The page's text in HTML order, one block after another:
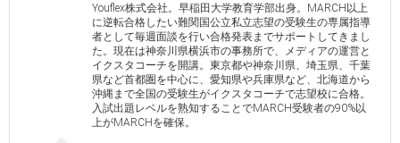
Youflex株式会社。早稲田大学教育学部出身。MARCH以上
に逆転合格したい難関国公立私立志望の受験生の専属指導
者として毎週面談を行い合格発表までサポートしてきまし
た。現在は神奈川県横浜市の事務所で、メディアの運営と
イクスタコーチを開講。東京都や神奈川県、埼玉県、千葉
県など首都圏を中心に、愛知県や兵庫県など、北海道から
沖縄まで全国の受験生がイクスタコーチで志望校に合格。
入試出題レベルを熟知することでMARCH受験者の90%以
上がMARCHを確保。